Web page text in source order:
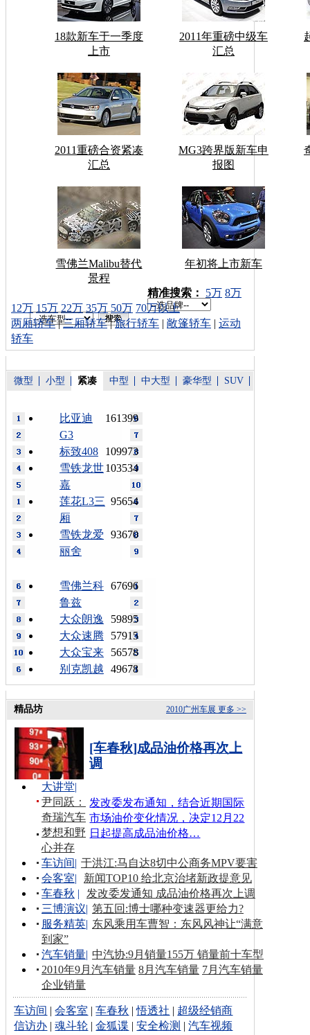
18款新车于一季度
上市
2011年重磅中级车
汇总
2011重磅合资紧凑
汇总
MG3跨界版新车申
报图
雪佛兰Malibu替代
景程
年初将上市新车
车型搜索：
精准搜索： 5万 8万
12万 15万 22万 35万 50万 70万以上
两厢轿车|三厢轿车|旅行轿车 | 敞篷轿车 | 运动
轿车
微型 小型 紧凑 中型 中大型 豪华型 SUV
161399
比亚迪
G3
109973
标致408
103534
雪铁龙世
嘉
95654
莲花L3三
厢
93670
雪铁龙爱
丽舍
67696
雪佛兰科
鲁兹
59895
大众朗逸
57915
大众速腾
56578
大众宝来
49678
别克凯越
更多 >>
2010广州车展
精品坊
[车春秋]成品油价格再次上
调
发改委发布通知，结合近期国际
市场油价变化情况，决定12月22
日起提高成品油价格…
大讲堂|
尹同跃：
奇瑞汽车
梦想和野
心并存
车访间| 于洪江:马自达8切中公商务MPV要害
会客室|
新闻TOP10 给北京治堵新政提意见
车春秋 |
发改委发通知 成品油价格再次上调
三博演议| 第五回:博士哪种变速器更给力?
服务精英| 东风乘用车曹智：东风风神让“满意
到家”
汽车销量| 中汽协:9月销量155万 销量前十车型
2010年9月汽车销量 8月汽车销量 7月汽车销量
企业销量
车访间 |会客室 |车春秋 |悟透社 | 超级经销商
信访办 |魂斗轮 |金狐谍 |安全检测 |汽车视频